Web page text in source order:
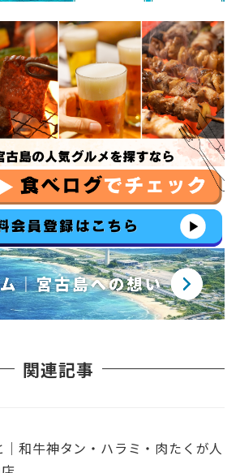
関連記事
和牛神タン・ハラミ・肉たくが人